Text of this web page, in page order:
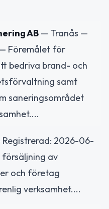
AB — Tranås —
Föremålet för
bedriva brand- och
samt
saneringsområdet
2026-06-
av
och företag
verksamhet....